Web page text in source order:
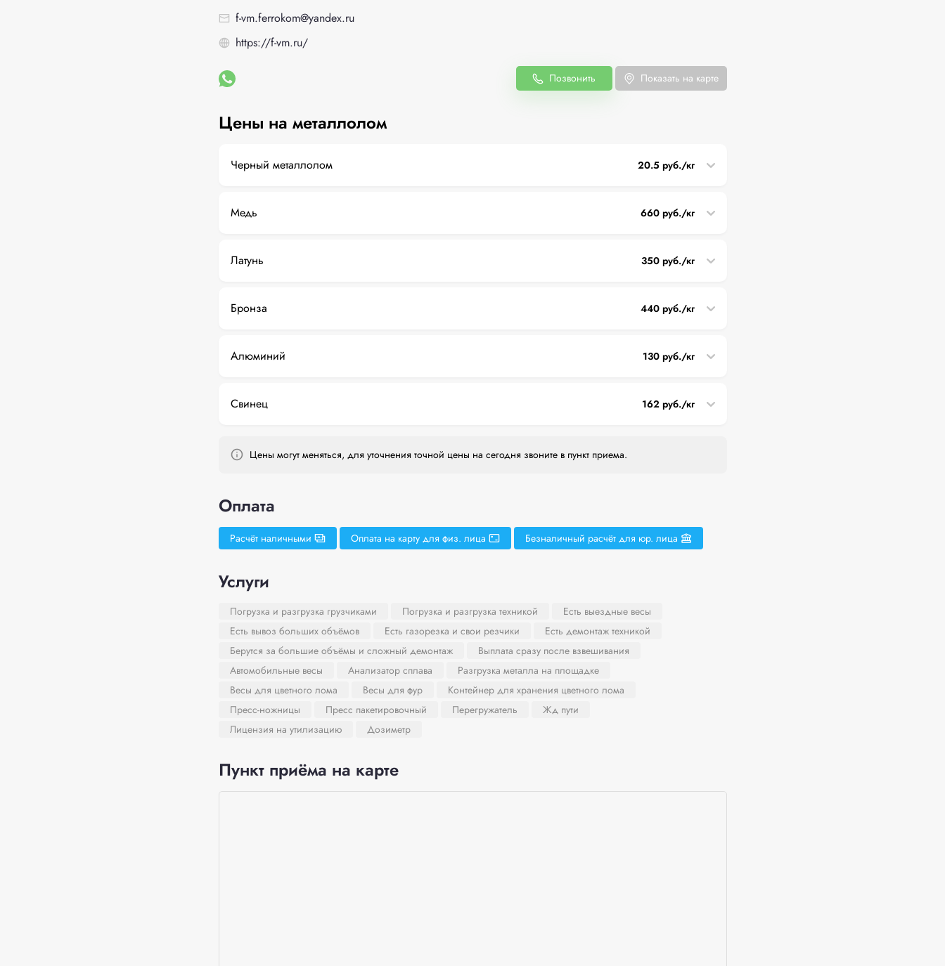
f-vm.ferrokom@yandex.ru
https://f-vm.ru/
Позвонить Показать на карте
Цены на металлолом
Черный металлолом 20.5 руб./кг
Медь 660 руб./кг
Латунь 350 руб./кг
Бронза 440 руб./кг
Алюминий 130 руб./кг
Свинец 162 руб./кг
Цены могут меняться, для уточнения точной цены на сегодня звоните в пункт приема.
Оплата
Расчёт наличными Оплата на карту для физ. лица Безналичный расчёт для юр. лица
Услуги
Погрузка и разгрузка грузчиками Погрузка и разгрузка техникой
Есть выездные весы
Есть вывоз больших объёмов
Есть газорезка и свои резчики
Есть демонтаж техникой
Берутся за большие объёмы и сложный демонтаж
Выплата сразу после взвешивания
Автомобильные весы
Анализатор сплава
Разгрузка металла на площадке
Весы для цветного лома
Весы для фур
Контейнер для хранения цветного лома
Пресс-ножницы
Пресс пакетировочный Перегружатель
Жд пути
Лицензия на утилизацию
Дозиметр
Пункт приёма на карте